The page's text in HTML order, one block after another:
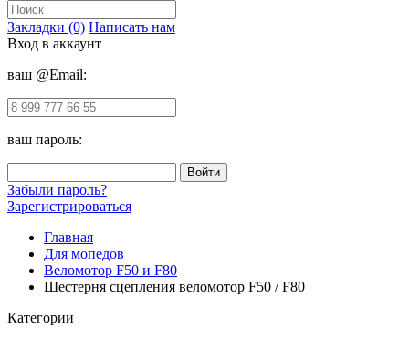
Закладки (0) Написать нам
Вход в аккаунт
ваш @Email:
ваш пароль:
Забыли пароль?
Зарегистрироваться
Главная
Для мопедов
Веломотор F50 и F80
Шестерня сцепления веломотор F50 / F80
Категории